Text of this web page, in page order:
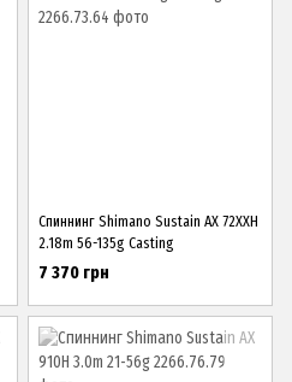
Спиннинг Shimano Sustain AX 72XXH
2.18m 56-135g Casting
7 370 грн